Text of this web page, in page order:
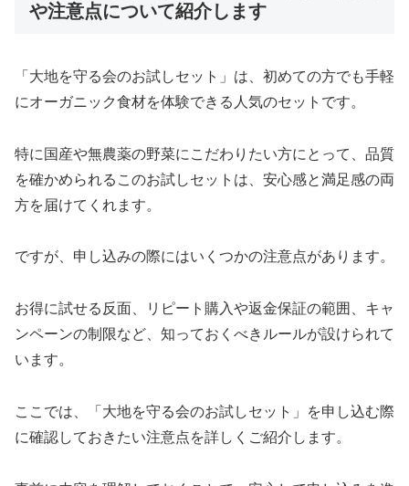
や注意点について紹介します
「大地を守る会のお試しセット」は、初めての方でも手軽
にオーガニック食材を体験できる人気のセットです。
特に国産や無農薬の野菜にこだわりたい方にとって、品質
を確かめられるこのお試しセットは、安心感と満足感の両
方を届けてくれます。
ですが、申し込みの際にはいくつかの注意点があります。
お得に試せる反面、リピート購入や返金保証の範囲、キャ
ンペーンの制限など、知っておくべきルールが設けられて
います。
ここでは、「大地を守る会のお試しセット」を申し込む際
に確認しておきたい注意点を詳しくご紹介します。